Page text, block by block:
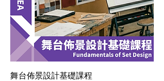
舞台佈景設計基礎課程